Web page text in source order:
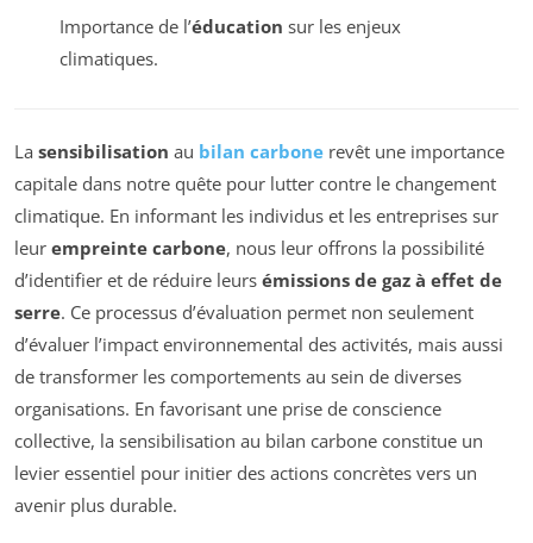
Importance de l’éducation sur les enjeux
climatiques.
La sensibilisation au bilan carbone revêt une importance
capitale dans notre quête pour lutter contre le changement
climatique. En informant les individus et les entreprises sur
leur empreinte carbone, nous leur offrons la possibilité
d’identifier et de réduire leurs émissions de gaz à effet de
serre. Ce processus d’évaluation permet non seulement
d’évaluer l’impact environnemental des activités, mais aussi
de transformer les comportements au sein de diverses
organisations. En favorisant une prise de conscience
collective, la sensibilisation au bilan carbone constitue un
levier essentiel pour initier des actions concrètes vers un
avenir plus durable.